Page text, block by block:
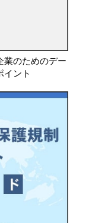
業のためのデー
イント